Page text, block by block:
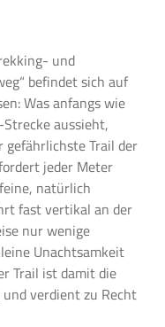
und
befindet sich auf
Was anfangs wie
aussieht,
gefährlichste Trail der
jeder Meter
natürlich
fast vertikal an der
nur wenige
Unachtsamkeit
Trail ist damit die
verdient zu Recht